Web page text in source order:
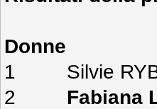
Donne
1 Silvie
2
Fabiana